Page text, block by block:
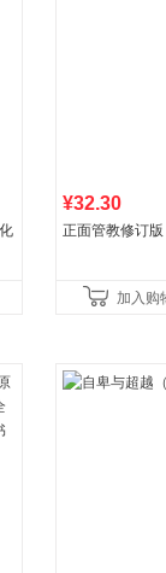
¥32.30
正面管教修订版
加入购